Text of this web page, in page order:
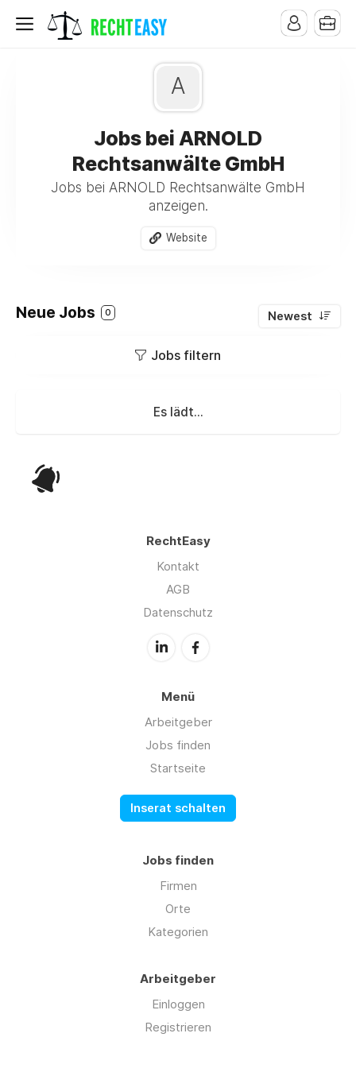
A
Jobs bei ARNOLD
Rechtsanwälte GmbH
Jobs bei ARNOLD Rechtsanwälte GmbH
anzeigen.
Website
Neue Jobs 0 Newest
Jobs filtern
Es lädt...
RechtEasy
Kontakt
AGB
Datenschutz
Menü
Arbeitgeber
Jobs finden
Startseite
Inserat schalten
Jobs finden
Firmen
Orte
Kategorien
Arbeitgeber
Einloggen
Registrieren